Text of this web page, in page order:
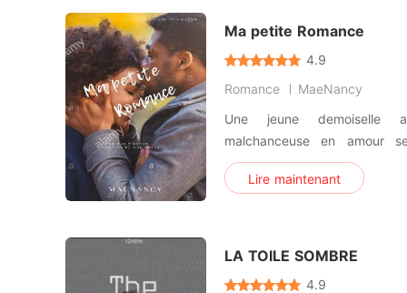
Ma petite Romance
4.9
Romance
MaeNancy
Une jeune demoiselle
malchanceuse en amour
triangle amoureux entre deux
Lire maintenant
LA TOILE SOMBRE
4.9